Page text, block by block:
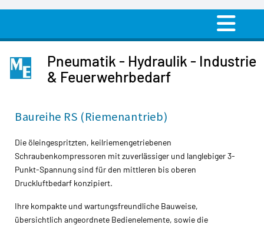
Pneumatik - Hydraulik - Industrie
& Feuerwehrbedarf
Baureihe RS (Riemenantrieb)
Die öleingespritzten, keilriemengetriebenen
Schraubenkompressoren mit zuverlässiger und langlebiger 3-
Punkt-Spannung sind für den mittleren bis oberen
Druckluftbedarf konzipiert.
Ihre kompakte und wartungsfreundliche Bauweise,
übersichtlich angeordnete Bedienelemente, sowie die